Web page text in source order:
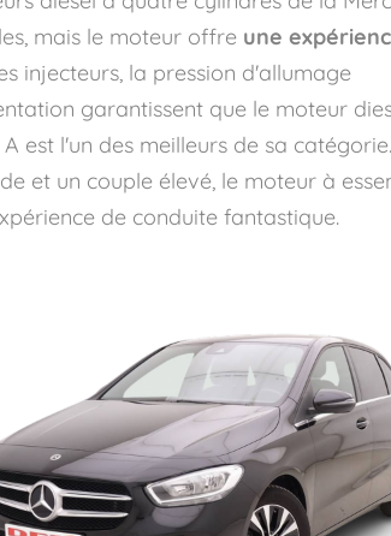
mais le moteur offre une
injecteurs, la pression d'allumage
garantissent que le moteur
est l'un des meilleurs de sa catégorie.
et un couple élevé, le moteur à
de conduite fantastique.